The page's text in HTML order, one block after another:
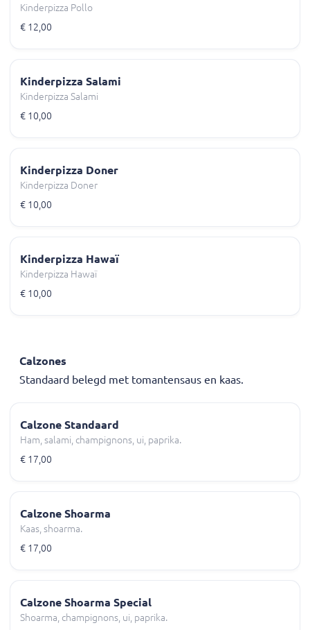
Kinderpizza Pollo
€ 12,00
Kinderpizza Salami
Kinderpizza Salami
€ 10,00
Kinderpizza Doner
Kinderpizza Doner
€ 10,00
Kinderpizza Hawaï
Kinderpizza Hawaï
€ 10,00
Calzones
Standaard belegd met tomantensaus en kaas.
Calzone Standaard
Ham, salami, champignons, ui, paprika.
€ 17,00
Calzone Shoarma
Kaas, shoarma.
€ 17,00
Calzone Shoarma Special
Shoarma, champignons, ui, paprika.